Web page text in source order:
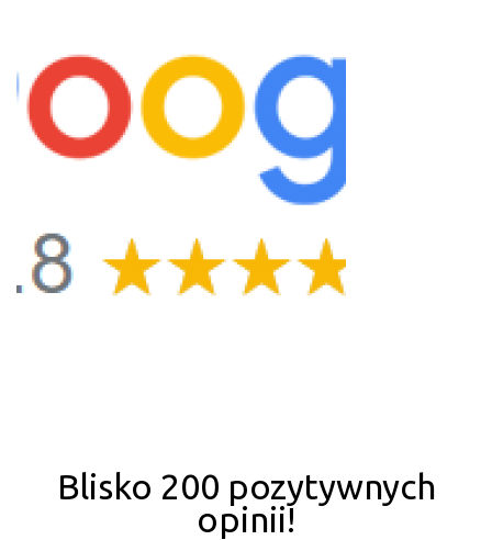
Blisko 200 pozytywnych
opinii!